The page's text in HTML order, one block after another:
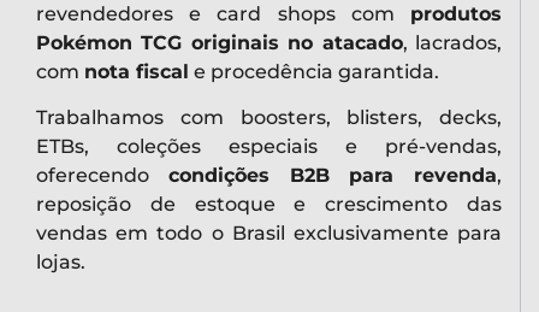
revendedores e card shops com produtos
Pokémon TCG originais no atacado, lacrados,
com nota fiscal e procedência garantida.
Trabalhamos com boosters, blisters, decks,
ETBs, coleções especiais e pré-vendas,
oferecendo condições B2B para revenda,
reposição de estoque e crescimento das
vendas em todo o Brasil exclusivamente para
lojas.